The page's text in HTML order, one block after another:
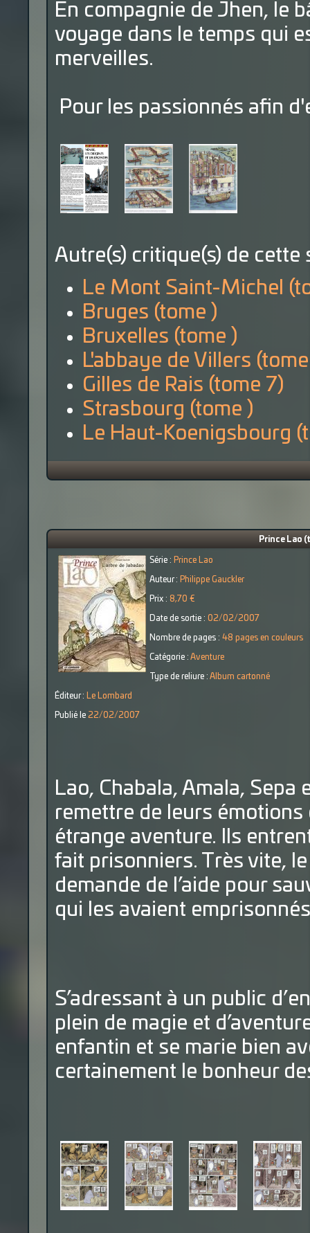
En compagnie de Jhen, le
voyage dans le temps qui
merveilles.
Pour les passionnés afin
Autre(s) critique(s) de cette
Le Mont Saint-Michel
Bruges (tome )
Bruxelles (tome )
L'abbaye de Villers
Gilles de Rais (tome 7)
Strasbourg (tome )
Le Haut-Koenigsbourg
Prince Lao
Série : Prince Lao
Auteur : Philippe Gauckler
Prix : 8,70 €
Date de sortie : 02/02/2007
Nombre de pages : 48 pages en couleurs
Catégorie : Aventure
Type de reliure : Album cartonné
Éditeur : Le Lombard
Publié le 22/02/2007
Lao, Chabala, Amala, Sepa
remettre de leurs émotions
étrange aventure. Ils
fait prisonniers. Très vite,
demande de l’aide pour
qui les avaient
S’adressant à un public
plein de magie et
enfantin et se marie bien
certainement le bonheur